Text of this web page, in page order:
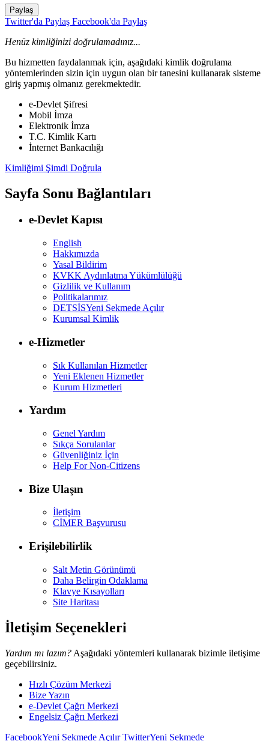
Paylaş
Twitter'da Paylaş Facebook'da Paylaş
Henüz kimliğinizi doğrulamadınız...
Bu hizmetten faydalanmak için, aşağıdaki kimlik doğrulama
yöntemlerinden sizin için uygun olan bir tanesini kullanarak sisteme
giriş yapmış olmanız gerekmektedir.
e-Devlet Şifresi
Mobil İmza
Elektronik İmza
T.C. Kimlik Kartı
İnternet Bankacılığı
Kimliğimi Şimdi Doğrula
Sayfa Sonu Bağlantıları
e-Devlet Kapısı
English
Hakkımızda
Yasal Bildirim
KVKK Aydınlatma Yükümlülüğü
Gizlilik ve Kullanım
Politikalarımız
DETSİSYeni Sekmede Açılır
Kurumsal Kimlik
e-Hizmetler
Sık Kullanılan Hizmetler
Yeni Eklenen Hizmetler
Kurum Hizmetleri
Yardım
Genel Yardım
Sıkça Sorulanlar
Güvenliğiniz İçin
Help For Non-Citizens
Bize Ulaşın
İletişim
CİMER Başvurusu
Erişilebilirlik
Salt Metin Görünümü
Daha Belirgin Odaklama
Klavye Kısayolları
Site Haritası
İletişim Seçenekleri
Yardım mı lazım? Aşağıdaki yöntemleri kullanarak bizimle iletişime
geçebilirsiniz.
Hızlı Çözüm Merkezi
Bize Yazın
e-Devlet Çağrı Merkezi
Engelsiz Çağrı Merkezi
FacebookYeni Sekmede AçılırTwitterYeni Sekmede